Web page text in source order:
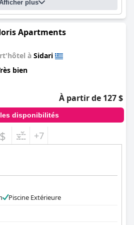
plus
Apartments
à Sidari
bien
À partir de 127 $
disponibilités
$ +7
Piscine Extérieure